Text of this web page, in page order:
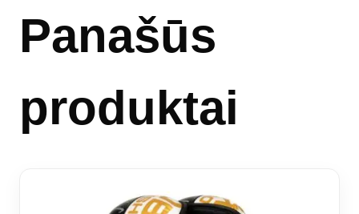
Panašūs
produktai